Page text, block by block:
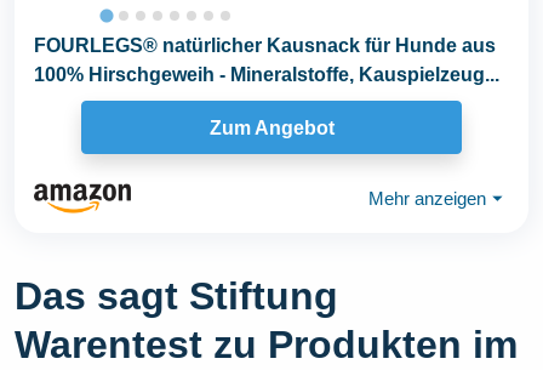
FOURLEGS® natürlicher Kausnack für Hunde aus
100% Hirschgeweih - Mineralstoffe, Kauspielzeug...
Zum Angebot
Mehr anzeigen ⏷
Das sagt Stiftung
Warentest zu Produkten im